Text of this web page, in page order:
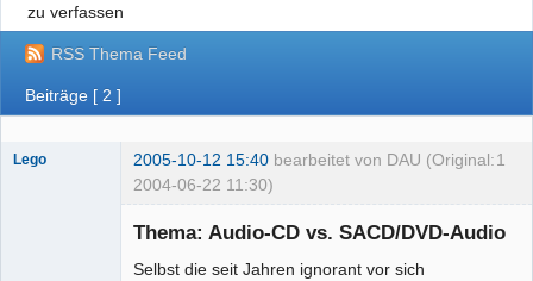
Impressum
Datenschutz
zu verfassen
RSS Thema Feed
Beiträge [ 2 ]
1
Lego 2005-10-12 15:40 bearbeitet von DAU (Original:
2004-06-22 11:30)
Thema: Audio-CD vs. SACD/DVD-Audio
Selbst die seit Jahren ignorant vor sich